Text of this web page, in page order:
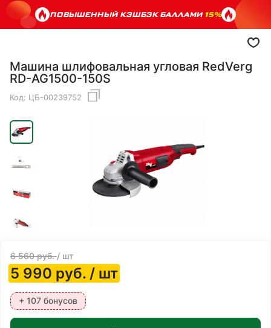
ПОВЫШЕННЫЙ КЭШБЭК БАЛЛАМИ15%
Машина шлифовальная угловая RedVerg
RD-AG1500-150S
Код: ЦБ-00239752
6 560руб. / шт
5 990 руб. / шт
+ 107 бонусов